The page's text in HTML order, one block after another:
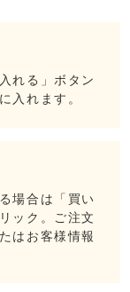
れる」ボタン
入れます。
場合は「買い
ック。ご注文
はお客様情報